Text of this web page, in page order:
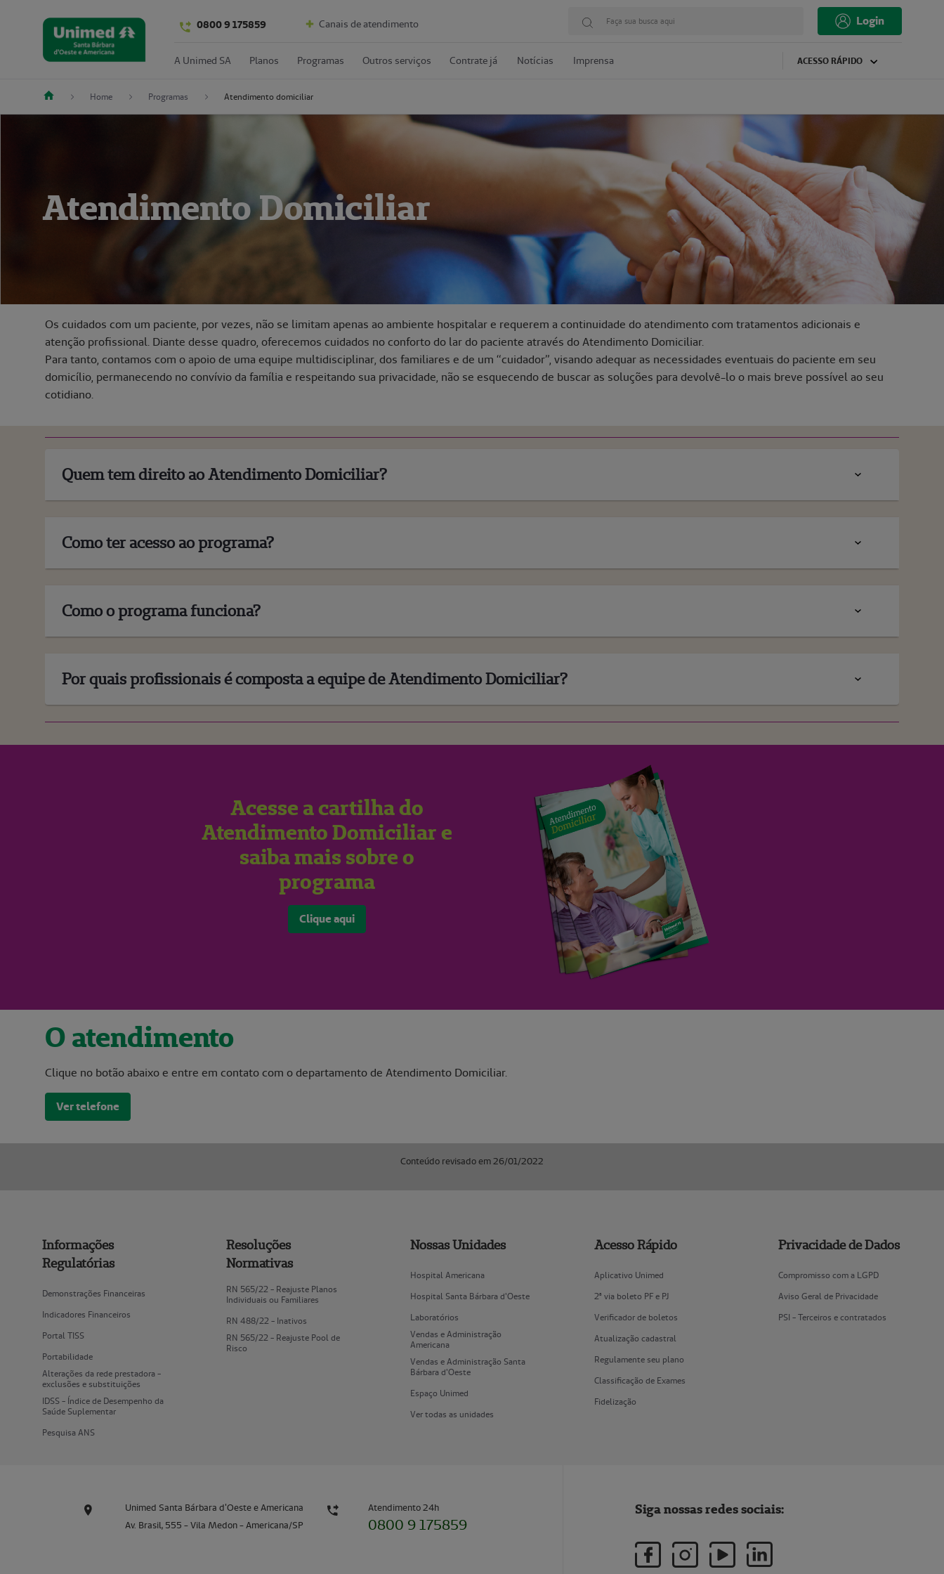
0800 9 175859 Canais de atendimento Faça sua busca aqui Login
A Unimed SA Planos Programas Outros serviços Contrate já Notícias Imprensa ACESSO RÁPIDO
Home Programas Atendimento domiciliar
Atendimento Domiciliar
Os cuidados com um paciente, por vezes, não se limitam apenas ao ambiente hospitalar e requerem a continuidade do atendimento com tratamentos adicionais e
atenção profissional. Diante desse quadro, oferecemos cuidados no conforto do lar do paciente através do Atendimento Domiciliar.
Para tanto, contamos com o apoio de uma equipe multidisciplinar, dos familiares e de um “cuidador”, visando adequar as necessidades eventuais do paciente em seu
domicílio, permanecendo no convívio da família e respeitando sua privacidade, não se esquecendo de buscar as soluções para devolvê-lo o mais breve possível ao seu
cotidiano.
Quem tem direito ao Atendimento Domiciliar?
Como ter acesso ao programa?
Como o programa funciona?
Por quais profissionais é composta a equipe de Atendimento Domiciliar?
Acesse a cartilha do
Atendimento Domiciliar e
saiba mais sobre o
programa
Clique aqui
O atendimento
Clique no botão abaixo e entre em contato com o departamento de Atendimento Domiciliar.
Ver telefone
Conteúdo revisado em 26/01/2022
Informações
Regulatórias
Demonstrações Financeiras
Indicadores Financeiros
Portal TISS
Portabilidade
Alterações da rede prestadora -
exclusões e substituições
IDSS - Índice de Desempenho da
Saúde Suplementar
Pesquisa ANS
Resoluções
Normativas
RN 565/22 - Reajuste Planos
Individuais ou Familiares
RN 488/22 - Inativos
RN 565/22 - Reajuste Pool de
Risco
Nossas Unidades
Hospital Americana
Hospital Santa Bárbara d'Oeste
Laboratórios
Vendas e Administração
Americana
Vendas e Administração Santa
Bárbara d'Oeste
Espaço Unimed
Ver todas as unidades
Acesso Rápido
Aplicativo Unimed
2ª via boleto PF e PJ
Verificador de boletos
Atualização cadastral
Regulamente seu plano
Classificação de Exames
Fidelização
Privacidade de Dados
Compromisso com a LGPD
Aviso Geral de Privacidade
PSI - Terceiros e contratados
Unimed Santa Bárbara d'Oeste e Americana
Av. Brasil, 555 - Vila Medon - Americana/SP
Atendimento 24h
0800 9 175859
Siga nossas redes sociais: